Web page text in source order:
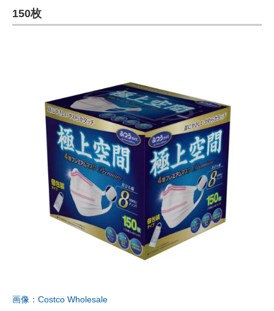
150枚
画像：Costco Wholesale